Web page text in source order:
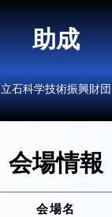
助成
立石科学技術振興財団
会場情報
会場名